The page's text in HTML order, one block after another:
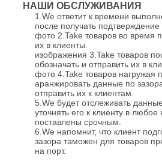
НАШИ ОБСЛУЖИВАНИЯ
1.We ответит к времени
после получать подтверждение
фото 2.Take товаров во время
их в клиенты.
изображения 3.Take товаров
обозначать и отправить их в
фото 4.Take товаров нагружая
аранжировать данные по
отправить их к клиентам.
5.We будет отслеживать
уточнять его к клиенту в
поставлены срочным.
6.We напомнит, что клиент
зазора таможен для товаров
на порт.